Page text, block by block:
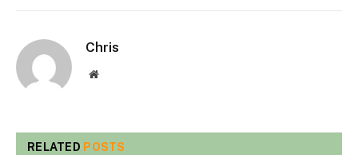
Chris
Website
RELATED POSTS